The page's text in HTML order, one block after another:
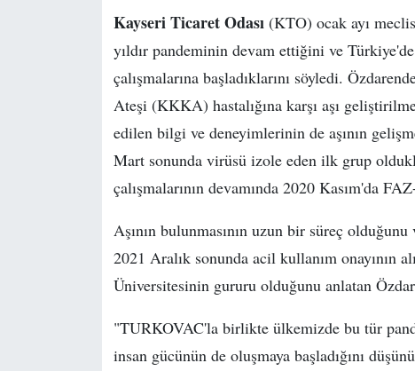
Kayseri Ticaret Odası (KTO) ocak ayı
yıldır pandeminin devam ettiğini ve
çalışmalarına başladıklarını söyledi.
Ateşi (KKKA) hastalığına karşı aşı
edilen bilgi ve deneyimlerinin de aşının
Mart sonunda virüsü izole eden ilk grup
çalışmalarının devamında 2020 Kasım'da
Aşının bulunmasının uzun bir süreç
2021 Aralık sonunda acil kullanım onayının
Üniversitesinin gururu olduğunu anlatan
"TURKOVAC'la birlikte ülkemizde bu tür
insan gücünün de oluşmaya başladığını